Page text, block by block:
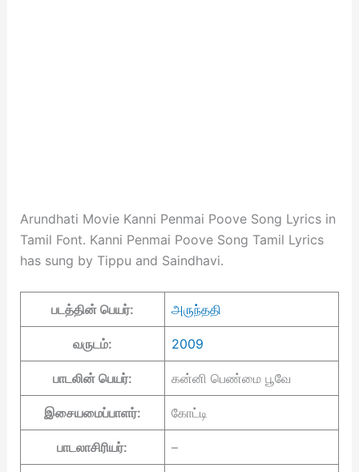
Arundhati Movie Kanni Penmai Poove Song Lyrics in
Tamil Font. Kanni Penmai Poove Song Tamil Lyrics
has sung by Tippu and Saindhavi.
படத்தின் பெயர்: அருந்ததி
வருடம்: 2009
பாடலின் பெயர்: கன்னி பெண்மை பூவே
இசையமைப்பாளர்: கோட்டி
பாடலாசிரியர்: –